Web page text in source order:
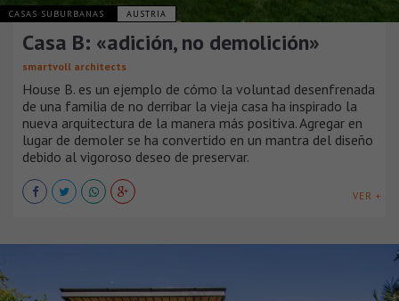
CASAS SUBURBANAS AUSTRIA
Casa B: «adición, no demolición»
smartvoll architects
House B. es un ejemplo de cómo la voluntad desenfrenada
de una familia de no derribar la vieja casa ha inspirado la
nueva arquitectura de la manera más positiva. Agregar en
lugar de demoler se ha convertido en un mantra del diseño
debido al vigoroso deseo de preservar.
VER +